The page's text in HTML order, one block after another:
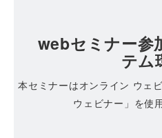
webセミナー参
テム
本セミナーはオンライン ウェ
ウェビナー」を使